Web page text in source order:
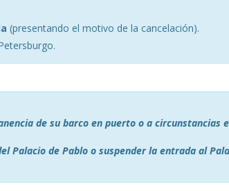
(presentando el motivo de la cancelación).
de su barco en puerto o a circunstancias
Palacio de Pablo o suspender la entrada al